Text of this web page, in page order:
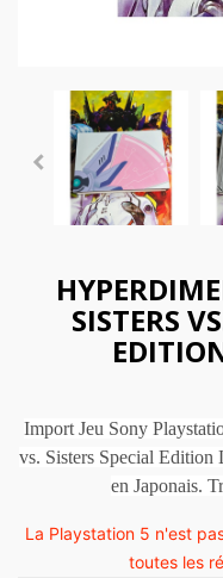
SISTERS
Import Jeu Sony
vs. Sisters Special Edition
en Japonais.
La Playstation 5 n'est
toutes les